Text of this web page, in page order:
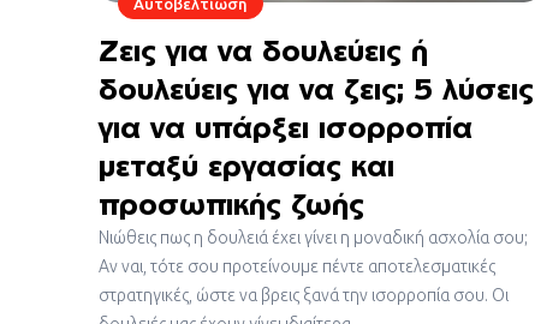
Αυτοβελτίωση
Ζεις για να δουλεύεις ή
δουλεύεις για να ζεις; 5 λύσεις
για να υπάρξει ισορροπία
μεταξύ εργασίας και
προσωπικής ζωής
Νιώθεις πως η δουλειά έχει γίνει η μοναδική ασχολία σου;
Αν ναι, τότε σου προτείνουμε πέντε αποτελεσματικές
στρατηγικές, ώστε να βρεις ξανά την ισορροπία σου. Οι